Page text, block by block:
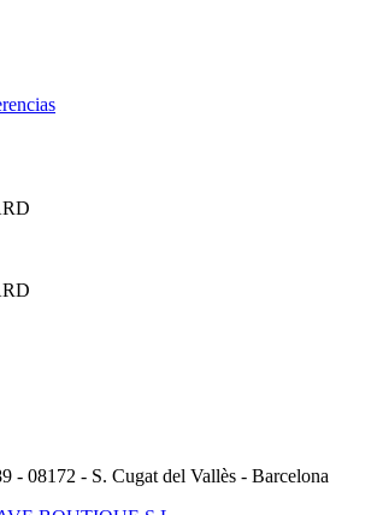
- 08172 - S. Cugat del Vallès - Barcelona